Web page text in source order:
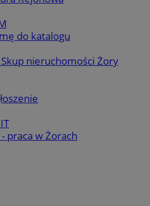
do katalogu
Skup nieruchomości Żory
praca w Żorach